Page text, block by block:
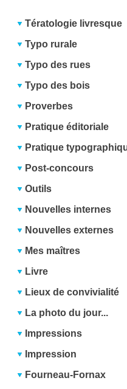
Tératologie livresque
Typo rurale
Typo des rues
Typo des bois
Proverbes
Pratique éditoriale
Pratique
Post-concours
Outils
Nouvelles internes
Nouvelles externes
Mes maîtres
Livre
Lieux de convivialité
La photo du jour...
Impressions
Impression
Fourneau-Fornax